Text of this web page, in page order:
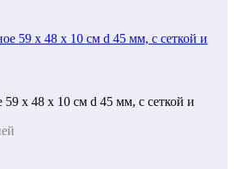
59 х 48 х 10 см d 45 мм, с сеткой и